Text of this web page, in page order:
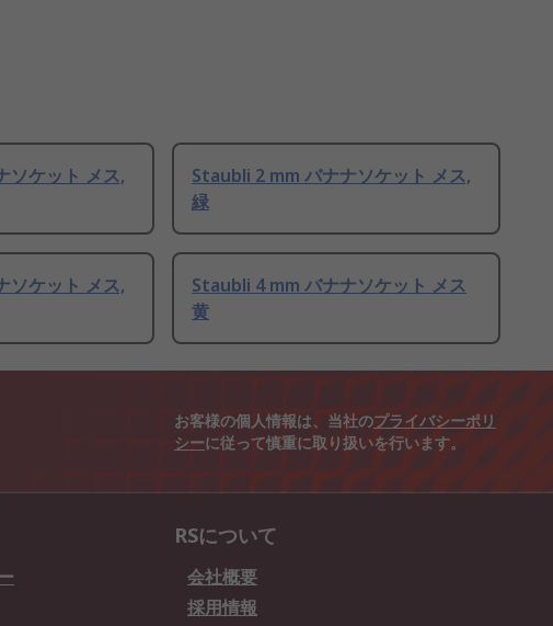
ソケット メス,
Staubli 2 mm バナナソケット メス,
緑
ソケット メス,
Staubli 4 mm バナナソケット メス
黄
お客様の個人情報は、当社のプライバシーポリ
シーに従って慎重に取り扱いを行います。
RSについて
会社概要
採用情報